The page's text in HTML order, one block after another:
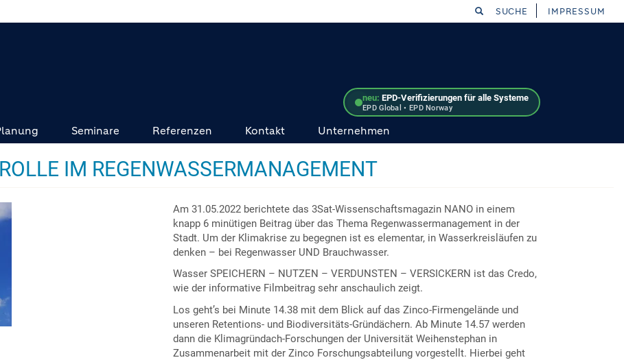
neu: EPD-Verifizierungen für alle Systeme
EPD Global • EPD Norway
SUCHE IMPRESSUM
Seminare Referenzen Kontakt Unternehmen
IM REGENWASSERMANAGEMENT
Am 31.05.2022 berichtete das 3Sat-Wissenschaftsmagazin NANO in einem
knapp 6 minütigen Beitrag über das Thema Regenwassermanagement in der
Stadt. Um der Klimakrise zu begegnen ist es elementar, in Wasserkreisläufen zu
denken – bei Regenwasser UND Brauchwasser.
Wasser SPEICHERN – NUTZEN – VERDUNSTEN – VERSICKERN ist das Credo,
wie der informative Filmbeitrag sehr anschaulich zeigt.
Los geht’s bei Minute 14.38 mit dem Blick auf das Zinco-Firmengelände und
unseren Retentions- und Biodiversitäts-Gründächern. Ab Minute 14.57 werden
dann die Klimagründach-Forschungen der Universität Weihenstephan in
Zusammenarbeit mit der Zinco Forschungsabteilung vorgestellt. Hierbei geht